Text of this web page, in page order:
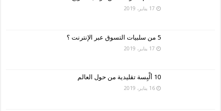
17 يناير، 2019
5 من سلبيات التسوق عبر الإنترنت ؟
17 يناير، 2019
10 ألْبِسة تقليدية من حول العالم
16 يناير، 2019